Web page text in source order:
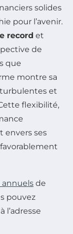
solides
pour l’avenir.
record et
de
que
montre sa
et
flexibilité,
envers ses
annuels de
pouvez